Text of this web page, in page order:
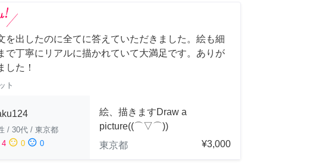
を出したのに全てに答えていただきました。絵も細
で丁寧にリアルに描かれていて大満足です。ありが
した！
ト
/ 30代 / 東京都
4 sentiment_neutral 0 sentiment_dissatisfied 0
絵、描きますDraw a
picture((⌒▽⌒))
東京都
¥3,000